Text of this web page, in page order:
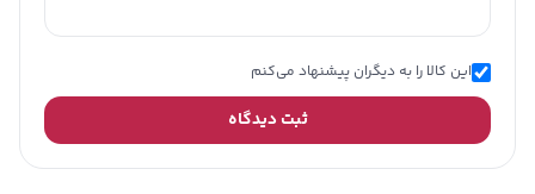
این کالا را به دیگران پیشنهاد می‌کنم
ثبت دیدگاه